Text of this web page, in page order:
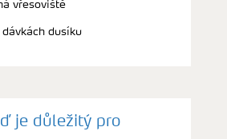
vřesoviště
dusíku
je důležitý pro